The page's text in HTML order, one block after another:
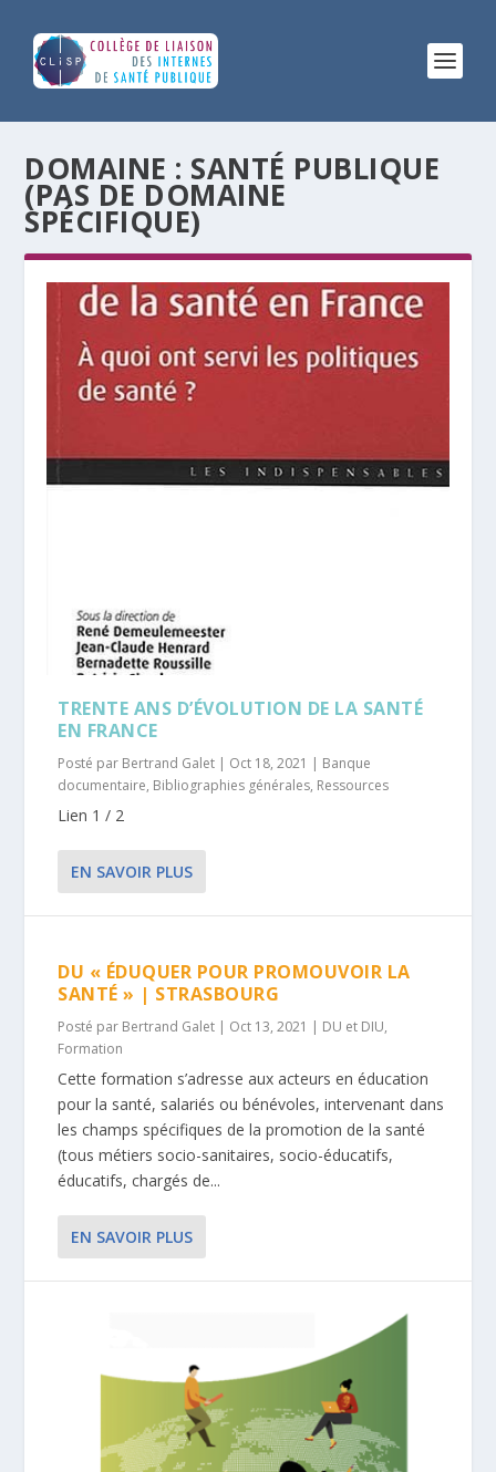
DOMAINE : SANTÉ PUBLIQUE
(PAS DE DOMAINE
SPÉCIFIQUE)
TRENTE ANS D’ÉVOLUTION DE LA SANTÉ
EN FRANCE
Posté par Bertrand Galet | Oct 18, 2021 | Banque
documentaire, Bibliographies générales, Ressources
Lien 1 / 2
EN SAVOIR PLUS
DU « ÉDUQUER POUR PROMOUVOIR LA
SANTÉ » | STRASBOURG
Posté par Bertrand Galet | Oct 13, 2021 | DU et DIU,
Formation
Cette formation s’adresse aux acteurs en éducation
pour la santé, salariés ou bénévoles, intervenant dans
les champs spécifiques de la promotion de la santé
(tous métiers socio-sanitaires, socio-éducatifs,
éducatifs, chargés de...
EN SAVOIR PLUS